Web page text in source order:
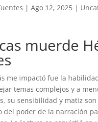
| Ago 12, 2025|
muerde
me impactó fue la
temas complejos y a
su sensibilidad y matiz
del poder de la narración